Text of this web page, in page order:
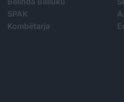
SPAK
Kombëtarja